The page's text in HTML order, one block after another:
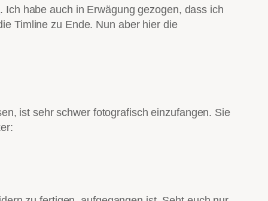
. Ich habe auch in Erwägung gezogen, dass ich
Timline zu Ende. Nun aber hier die
ist sehr schwer fotografisch einzufangen. Sie